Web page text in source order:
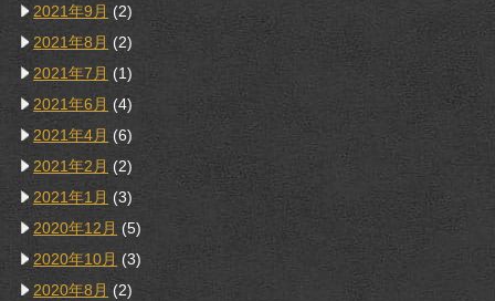
2021年9月 (2)
2021年8月 (2)
2021年7月 (1)
2021年6月 (4)
2021年4月 (6)
2021年2月 (2)
2021年1月 (3)
2020年12月 (5)
2020年10月 (3)
2020年8月 (2)